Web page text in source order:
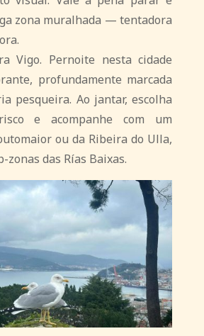
zona muralhada — tentadora
Vigo. Pernoite nesta cidade
profundamente marcada
pesqueira. Ao jantar, escolha
e acompanhe com um
ou da Ribeira do Ulla,
zonas das Rías Baixas.